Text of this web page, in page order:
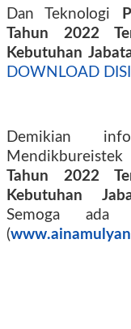
Dan Teknologi
Tahun 2022
Kebutuhan
DOWNLOAD
Demikian
Mendikbureistek
Tahun 2022
Kebutuhan
Semoga ada
(